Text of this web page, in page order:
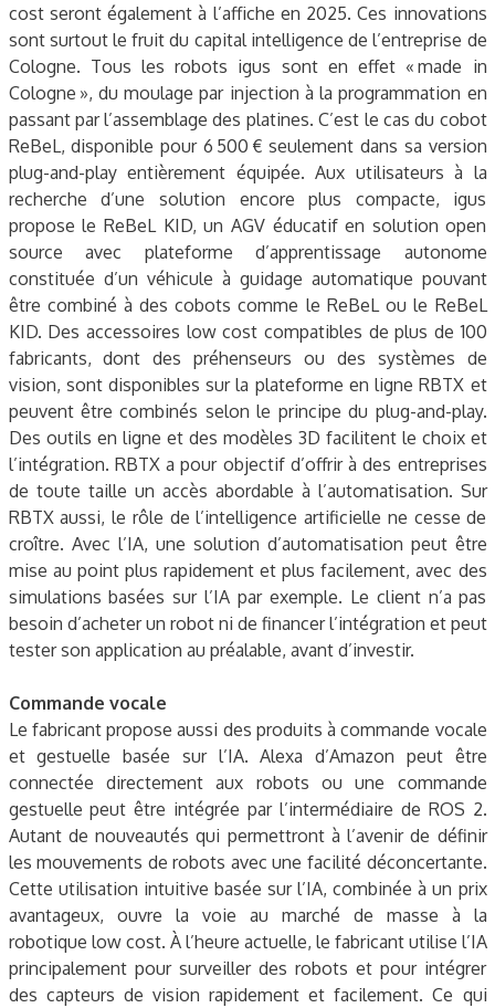
cost seront également à l’affiche en 2025. Ces innovations
sont surtout le fruit du capital intelligence de l’entreprise de
Cologne. Tous les robots igus sont en effet « made in
Cologne », du moulage par injection à la programmation en
passant par l’assemblage des platines. C’est le cas du cobot
ReBeL, disponible pour 6 500 € seulement dans sa version
plug-and-play entièrement équipée. Aux utilisateurs à la
recherche d’une solution encore plus compacte, igus
propose le ReBeL KID, un AGV éducatif en solution open
source avec plateforme d’apprentissage autonome
constituée d’un véhicule à guidage automatique pouvant
être combiné à des cobots comme le ReBeL ou le ReBeL
KID. Des accessoires low cost compatibles de plus de 100
fabricants, dont des préhenseurs ou des systèmes de
vision, sont disponibles sur la plateforme en ligne RBTX et
peuvent être combinés selon le principe du plug-and-play.
Des outils en ligne et des modèles 3D facilitent le choix et
l’intégration. RBTX a pour objectif d’offrir à des entreprises
de toute taille un accès abordable à l’automatisation. Sur
RBTX aussi, le rôle de l’intelligence artificielle ne cesse de
croître. Avec l’IA, une solution d’automatisation peut être
mise au point plus rapidement et plus facilement, avec des
simulations basées sur l’IA par exemple. Le client n’a pas
besoin d’acheter un robot ni de financer l’intégration et peut
tester son application au préalable, avant d’investir.
Commande vocale
Le fabricant propose aussi des produits à commande vocale
et gestuelle basée sur l’IA. Alexa d’Amazon peut être
connectée directement aux robots ou une commande
gestuelle peut être intégrée par l’intermédiaire de ROS 2.
Autant de nouveautés qui permettront à l’avenir de définir
les mouvements de robots avec une facilité déconcertante.
Cette utilisation intuitive basée sur l’IA, combinée à un prix
avantageux, ouvre la voie au marché de masse à la
robotique low cost. À l’heure actuelle, le fabricant utilise l’IA
principalement pour surveiller des robots et pour intégrer
des capteurs de vision rapidement et facilement. Ce qui